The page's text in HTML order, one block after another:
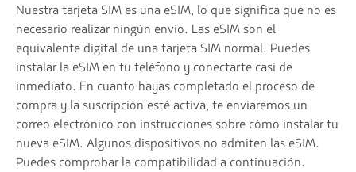
Nuestra tarjeta SIM es una eSIM, lo que significa que no es
necesario realizar ningún envío. Las eSIM son el
equivalente digital de una tarjeta SIM normal. Puedes
instalar la eSIM en tu teléfono y conectarte casi de
inmediato. En cuanto hayas completado el proceso de
compra y la suscripción esté activa, te enviaremos un
correo electrónico con instrucciones sobre cómo instalar tu
nueva eSIM. Algunos dispositivos no admiten las eSIM.
Puedes comprobar la compatibilidad a continuación.